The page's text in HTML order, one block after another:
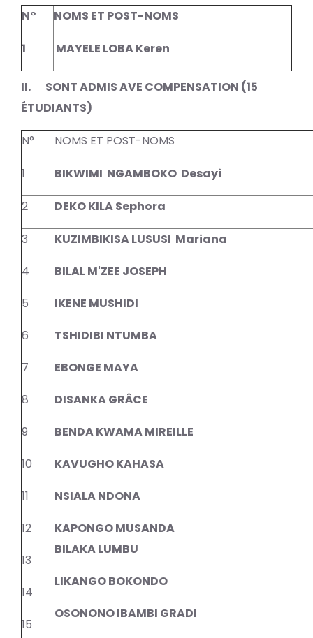
N° NOMS ET POST-NOMS
1 MAYELE LOBA Keren
II. SONT ADMIS AVE COMPENSATION (15
ÉTUDIANTS)
N° NOMS ET POST-NOMS
1 BIKWIMI NGAMBOKO Desayi
2 DEKO KILA Sephora
3
4
5
6
7
8
9
10
11
12
13
14
15
KUZIMBIKISA LUSUSI Mariana
BILAL M'ZEE JOSEPH
IKENE MUSHIDI
TSHIDIBI NTUMBA
EBONGE MAYA
DISANKA GRÂCE
BENDA KWAMA MIREILLE
KAVUGHO KAHASA
NSIALA NDONA
KAPONGO MUSANDA
BILAKA LUMBU
LIKANGO BOKONDO
OSONONO IBAMBI GRADI